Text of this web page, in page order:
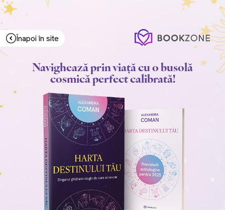
Înapoi în site
Navighează prin viață cu o busolă
cosmică perfect calibrată!